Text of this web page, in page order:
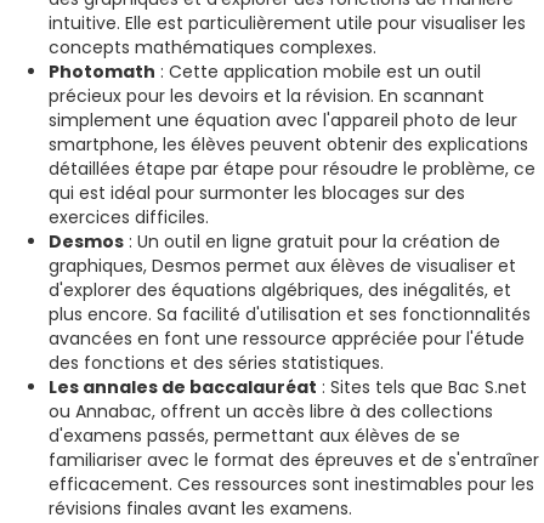
intuitive. Elle est particulièrement utile pour visualiser les
concepts mathématiques complexes.
Photomath : Cette application mobile est un outil
précieux pour les devoirs et la révision. En scannant
simplement une équation avec l'appareil photo de leur
smartphone, les élèves peuvent obtenir des explications
détaillées étape par étape pour résoudre le problème, ce
qui est idéal pour surmonter les blocages sur des
exercices difficiles.
Desmos : Un outil en ligne gratuit pour la création de
graphiques, Desmos permet aux élèves de visualiser et
d'explorer des équations algébriques, des inégalités, et
plus encore. Sa facilité d'utilisation et ses fonctionnalités
avancées en font une ressource appréciée pour l'étude
des fonctions et des séries statistiques.
Les annales de baccalauréat : Sites tels que Bac S.net
ou Annabac, offrent un accès libre à des collections
d'examens passés, permettant aux élèves de se
familiariser avec le format des épreuves et de s'entraîner
efficacement. Ces ressources sont inestimables pour les
révisions finales avant les examens.